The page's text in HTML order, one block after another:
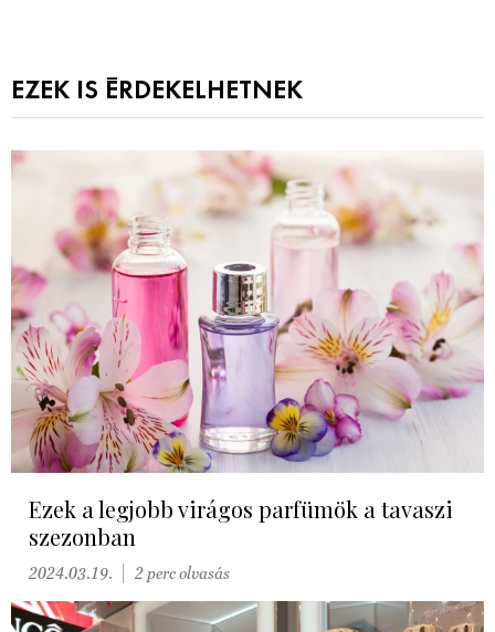
EZEK IS ÉRDEKELHETNEK
Ezek a legjobb virágos parfümök a tavaszi
szezonban
2024.03.19. 2 perc olvasás